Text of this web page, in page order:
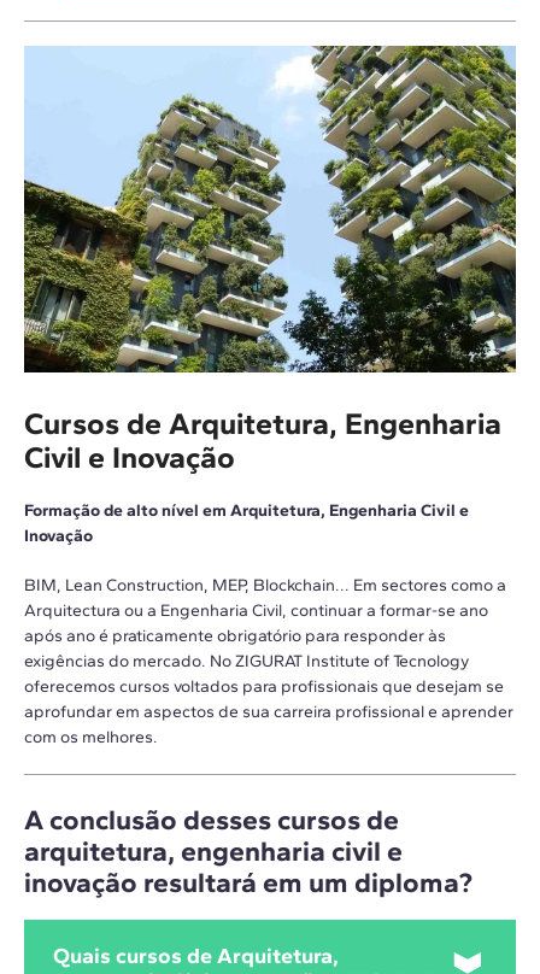
Cursos de Arquitetura, Engenharia
Civil e Inovação
Formação de alto nível em Arquitetura, Engenharia Civil e
Inovação
BIM, Lean Construction, MEP, Blockchain... Em sectores como a
Arquitectura ou a Engenharia Civil, continuar a formar-se ano
após ano é praticamente obrigatório para responder às
exigências do mercado. No ZIGURAT Institute of Tecnology
oferecemos cursos voltados para profissionais que desejam se
aprofundar em aspectos de sua carreira profissional e aprender
com os melhores.
A conclusão desses cursos de
arquitetura, engenharia civil e
inovação resultará em um diploma?
Quais cursos de Arquitetura,